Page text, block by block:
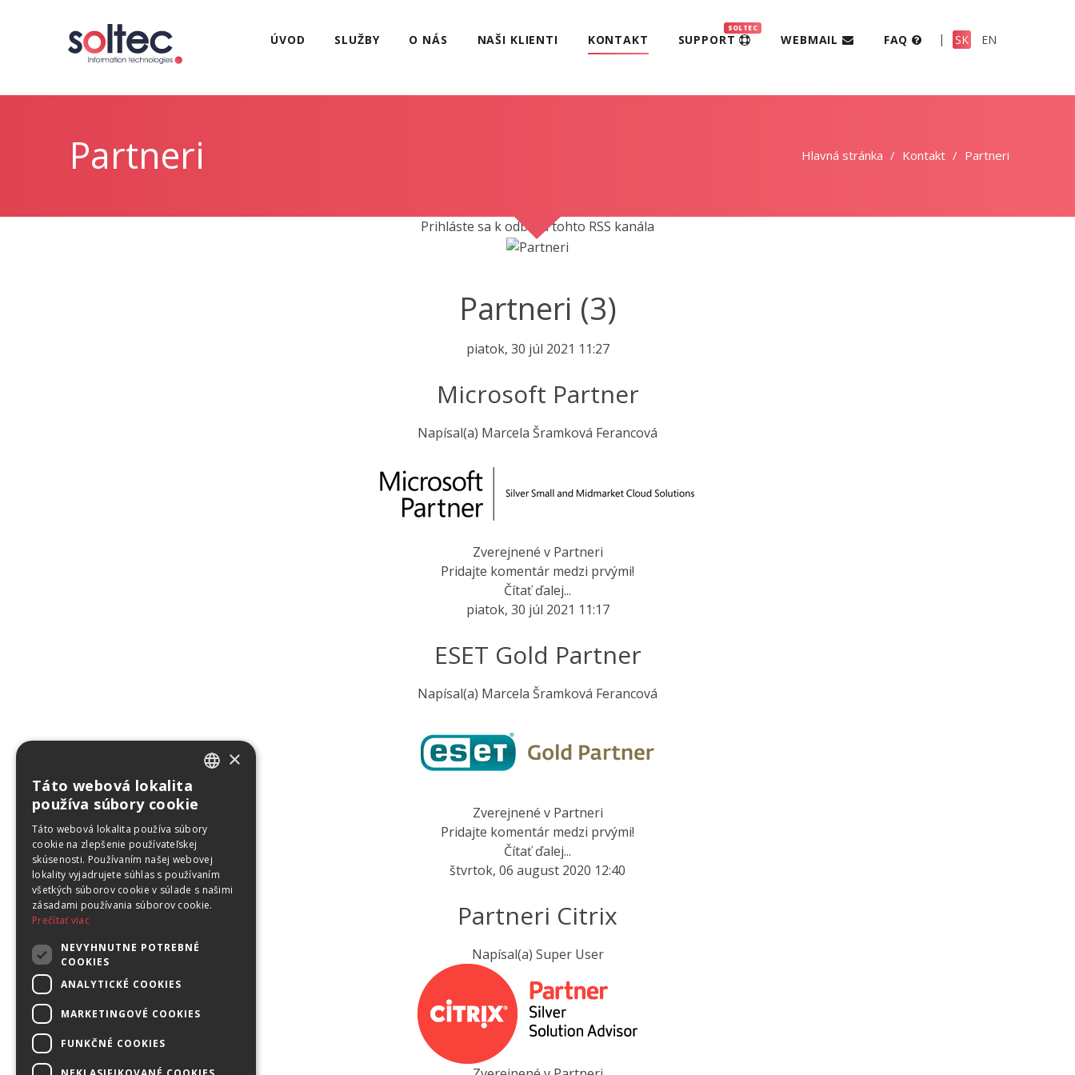
ÚVOD SLUŽBY O NÁS NAŠI KLIENTI KONTAKT SUPPORT
SOLTEC
WEBMAIL FAQ | SK EN
Partneri Hlavná stránka Kontakt Partneri
Prihláste sa k odberu tohto RSS kanála
Partneri (3)
piatok, 30 júl 2021 11:27
Microsoft Partner
Napísal(a) Marcela Šramková Ferancová
Zverejnené v Partneri
Pridajte komentár medzi prvými!
Čítať ďalej...
piatok, 30 júl 2021 11:17
ESET Gold Partner
Napísal(a) Marcela Šramková Ferancová
Zverejnené v Partneri
Pridajte komentár medzi prvými!
Čítať ďalej...
štvrtok, 06 august 2020 12:40
Partneri Citrix
Napísal(a) Super User
×
Táto webová lokalita
používa súbory cookie
Táto webová lokalita používa súbory
cookie na zlepšenie používateľskej
skúsenosti. Používaním našej webovej
lokality vyjadrujete súhlas s používaním
všetkých súborov cookie v súlade s našimi
zásadami používania súborov cookie.
Prečítať viac
NEVYHNUTNE POTREBNÉ
COOKIES
ANALYTICKÉ COOKIES
MARKETINGOVÉ COOKIES
FUNKČNÉ COOKIES